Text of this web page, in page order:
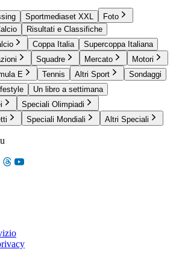
Sportmediaset XXL
Foto
Risultati e Classifiche
Coppa Italia
Supercoppa Italiana
Squadre Mercato
Motori
E Tennis Altri Sport
Sondaggi
Un libro a settimana
Speciali Olimpiadi
Speciali Mondiali Altri Speciali